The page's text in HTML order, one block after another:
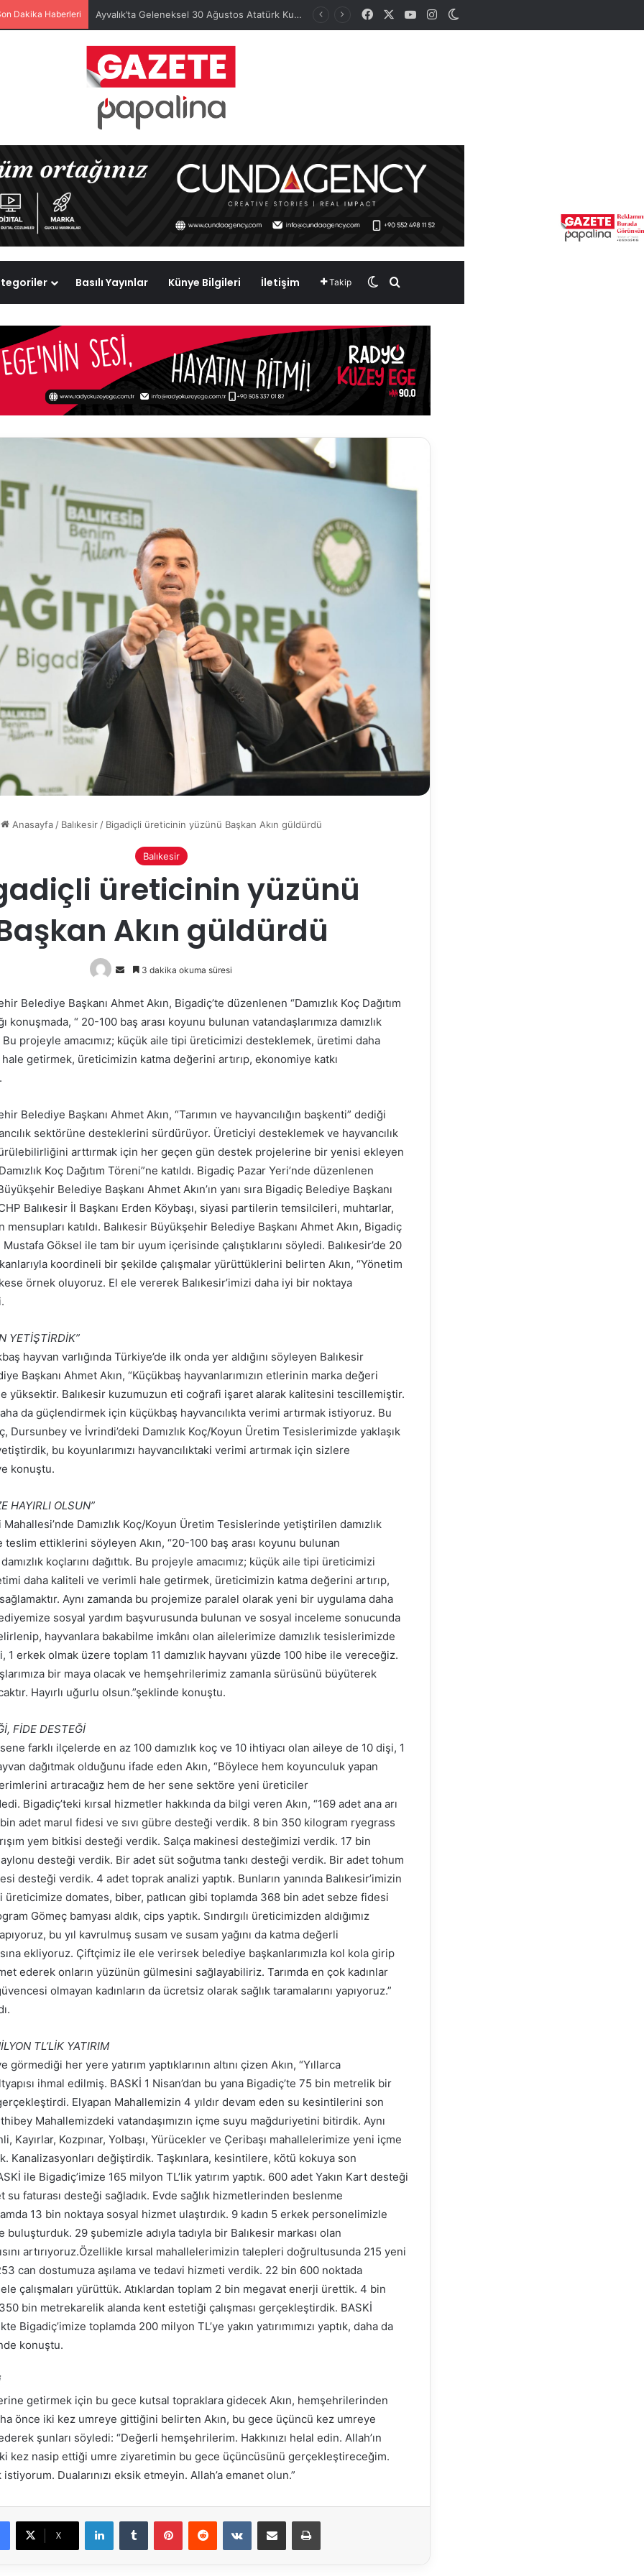
Dakika Haberleri Ayvalık’ta Geleneksel 30 Ağustos Atatürk Kupası’nda Kura Heyecanı Yaşandı FacebookYouTubeInstagramDış görünümü değiştir
Basılı Yayınlar Künye Bilgileri İletişim Takip Dış görünümü değiştir
Anasayfa / Balıkesir / Bigadiçli üreticinin yüzünü Başkan Akın güldürdü
Balıkesir
üreticinin yüzünü
Akın güldürdü
Bir
posta
göndermek
3 dakika okuma süresi
Belediye Başkanı Ahmet Akın, Bigadiç’te düzenlenen “Damızlık Koç Dağıtım
konuşmada, “ 20-100 baş arası koyunu bulunan vatandaşlarımıza damızlık
Bu projeyle amacımız; küçük aile tipi üreticimizi desteklemek, üretimi daha
getirmek, üreticimizin katma değerini artırıp, ekonomiye katkı
Belediye Başkanı Ahmet Akın, “Tarımın ve hayvancılığın başkenti” dediği
sektörüne desteklerini sürdürüyor. Üreticiyi desteklemek ve hayvancılık
arttırmak için her geçen gün destek projelerine bir yenisi ekleyen
Koç Dağıtım Töreni”ne katıldı. Bigadiç Pazar Yeri’nde düzenlenen
Belediye Başkanı Ahmet Akın’ın yanı sıra Bigadiç Belediye Başkanı
Balıkesir İl Başkanı Erden Köybaşı, siyasi partilerin temsilcileri, muhtarlar,
mensupları katıldı. Balıkesir Büyükşehir Belediye Başkanı Ahmet Akın, Bigadiç
Göksel ile tam bir uyum içerisinde çalıştıklarını söyledi. Balıkesir’de 20
koordineli bir şekilde çalışmalar yürüttüklerini belirten Akın, “Yönetim
örnek oluyoruz. El ele vererek Balıkesir’imizi daha iyi bir noktaya
YETİŞTİRDİK”
hayvan varlığında Türkiye’de ilk onda yer aldığını söyleyen Balıkesir
Başkanı Ahmet Akın, “Küçükbaş hayvanlarımızın etlerinin marka değeri
yüksektir. Balıkesir kuzumuzun eti coğrafi işaret alarak kalitesini tescillemiştir.
da güçlendirmek için küçükbaş hayvancılıkta verimi artırmak istiyoruz. Bu
Dursunbey ve İvrindi’deki Damızlık Koç/Koyun Üretim Tesislerimizde yaklaşık
bu koyunlarımızı hayvancılıktaki verimi artırmak için sizlere
konuştu.
HAYIRLI OLSUN”
Damızlık Koç/Koyun Üretim Tesislerinde yetiştirilen damızlık
teslim ettiklerini söyleyen Akın, “20-100 baş arası koyunu bulunan
koçlarını dağıttık. Bu projeyle amacımız; küçük aile tipi üreticimizi
daha kaliteli ve verimli hale getirmek, üreticimizin katma değerini artırıp,
Aynı zamanda bu projemize paralel olarak yeni bir uygulama daha
sosyal yardım başvurusunda bulunan ve sosyal inceleme sonucunda
hayvanlara bakabilme imkânı olan ailelerimize damızlık tesislerimizde
1 erkek olmak üzere toplam 11 damızlık hayvanı yüzde 100 hibe ile vereceğiz.
bir maya olacak ve hemşehrilerimiz zamanla sürüsünü büyüterek
Hayırlı uğurlu olsun.”şeklinde konuştu.
FİDE DESTEĞİ
farklı ilçelerde en az 100 damızlık koç ve 10 ihtiyacı olan aileye de 10 dişi, 1
dağıtmak olduğunu ifade eden Akın, “Böylece hem koyunculuk yapan
artıracağız hem de her sene sektöre yeni üreticiler
Bigadiç’teki kırsal hizmetler hakkında da bilgi veren Akın, “169 adet ana arı
bin adet marul fidesi ve sıvı gübre desteği verdik. 8 bin 350 kilogram ryegrass
yem bitkisi desteği verdik. Salça makinesi desteğimizi verdik. 17 bin
desteği verdik. Bir adet süt soğutma tankı desteği verdik. Bir adet tohum
desteği verdik. 4 adet toprak analizi yaptık. Bunların yanında Balıkesir’imizin
üreticimize domates, biber, patlıcan gibi toplamda 368 bin adet sebze fidesi
Gömeç bamyası aldık, cips yaptık. Sındırgılı üreticimizden aldığımız
bu yıl kavrulmuş susam ve susam yağını da katma değerli
ekliyoruz. Çiftçimiz ile ele verirsek belediye başkanlarımızla kol kola girip
ederek onların yüzünün gülmesini sağlayabiliriz. Tarımda en çok kadınlar
olmayan kadınların da ücretsiz olarak sağlık taramalarını yapıyoruz.”
TL’LİK YATIRIM
her yere yatırım yaptıklarının altını çizen Akın, “Yıllarca
ihmal edilmiş. BASKİ 1 Nisan’dan bu yana Bigadiç’te 75 bin metrelik bir
Elyapan Mahallemizin 4 yıldır devam eden su kesintilerini son
Mahallemizdeki vatandaşımızın içme suyu mağduriyetini bitirdik. Aynı
Kayırlar, Kozpınar, Yolbaşı, Yürücekler ve Çeribaşı mahallelerimize yeni içme
Kanalizasyonları değiştirdik. Taşkınlara, kesintilere, kötü kokuya son
ile Bigadiç’imize 165 milyon TL’lik yatırım yaptık. 600 adet Yakın Kart desteği
su faturası desteği sağladık. Evde sağlık hizmetlerinden beslenme
13 bin noktaya sosyal hizmet ulaştırdık. 9 kadın 5 erkek personelimizle
buluşturduk. 29 şubemizle adıyla tadıyla bir Balıkesir markası olan
artırıyoruz.Özellikle kırsal mahallelerimizin talepleri doğrultusunda 215 yeni
can dostumuza aşılama ve tedavi hizmeti verdik. 22 bin 600 noktada
çalışmaları yürüttük. Atıklardan toplam 2 bin megavat enerji ürettik. 4 bin
bin metrekarelik alanda kent estetiği çalışması gerçekleştirdik. BASKİ
Bigadiç’imize toplamda 200 milyon TL’ye yakın yatırımımızı yaptık, daha da
konuştu.
getirmek için bu gece kutsal topraklara gidecek Akın, hemşehrilerinden
önce iki kez umreye gittiğini belirten Akın, bu gece üçüncü kez umreye
şunları söyledi: “Değerli hemşehrilerim. Hakkınızı helal edin. Allah’ın
kez nasip ettiği umre ziyaretimin bu gece üçüncüsünü gerçekleştireceğim.
Dualarınızı eksik etmeyin. Allah’a emanet olun.”
X
LinkedInTumblr PinterestReddit VKontakteE-Posta ile paylaş Yazdır